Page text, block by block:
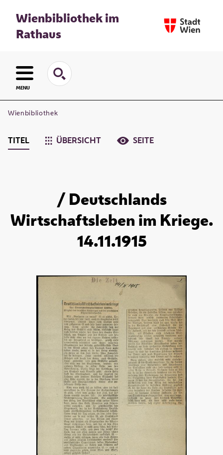
Wienbibliothek im
Rathaus
MENU
Wienbibliothek
TITEL ÜBERSICHT SEITE
/ Deutschlands
Wirtschaftsleben im Kriege.
14.11.1915